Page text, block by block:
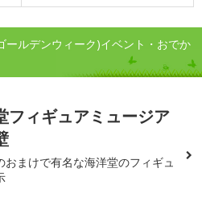
ールデンウィーク)イベント・おでか
フィギュアミュージア
おまけで有名な海洋堂のフィギュ